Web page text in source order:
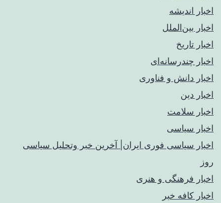
اخبار اندیشه
اخبار بین‌الملل
اخبار تاریخ
اخبار چندرسانه‌ای
اخبار دانش و فناوری
اخبار دین
اخبار سلامت
اخبار سیاسی
اخبار سیاسی فوری ایران| آخرین خبر وتحلیل سیاسی
روز
اخبار فرهنگی و هنری
اخبار کافه خبر